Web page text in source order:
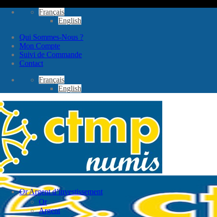
Passer
Français
English
Qui Sommes-Nous ?
Mon Compte
Suivi de Commande
Contact
Français
English
Or Argent d’investissement
Or
Argent